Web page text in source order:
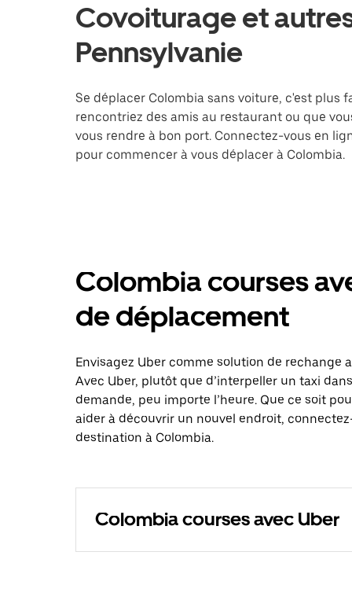
Covoiturage et
Pennsylvanie
Se déplacer Colombia sans voiture, c'est plus
rencontriez des amis au restaurant ou que
vous rendre à bon port. Connectez-vous en
pour commencer à vous déplacer à Colombia.
Colombia courses
de déplacement
Envisagez Uber comme solution de rechange
Avec Uber, plutôt que d’interpeller un taxi
demande, peu importe l’heure. Que ce soit
aider à découvrir un nouvel endroit,
destination à Colombia.
Colombia courses avec Uber